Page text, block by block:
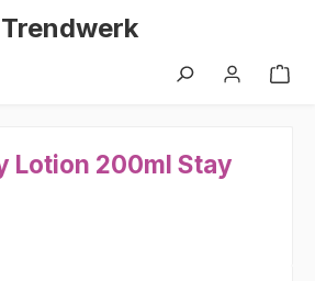
Trendwerk
Lotion 200ml Stay